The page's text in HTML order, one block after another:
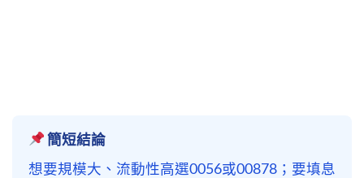
簡短結論
想要規模大、流動性高選0056或00878；要填息